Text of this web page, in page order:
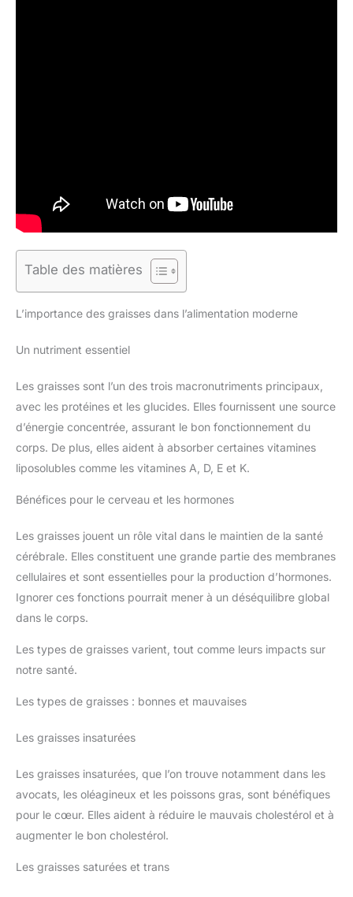
Table des matières
L’importance des graisses dans l’alimentation moderne
Un nutriment essentiel
Les graisses sont l’un des trois macronutriments principaux,
avec les protéines et les glucides. Elles fournissent une source
d’énergie concentrée, assurant le bon fonctionnement du
corps. De plus, elles aident à absorber certaines vitamines
liposolubles comme les vitamines A, D, E et K.
Bénéfices pour le cerveau et les hormones
Les graisses jouent un rôle vital dans le maintien de la santé
cérébrale. Elles constituent une grande partie des membranes
cellulaires et sont essentielles pour la production d’hormones.
Ignorer ces fonctions pourrait mener à un déséquilibre global
dans le corps.
Les types de graisses varient, tout comme leurs impacts sur
notre santé.
Les types de graisses : bonnes et mauvaises
Les graisses insaturées
Les graisses insaturées, que l’on trouve notamment dans les
avocats, les oléagineux et les poissons gras, sont bénéfiques
pour le cœur. Elles aident à réduire le mauvais cholestérol et à
augmenter le bon cholestérol.
Les graisses saturées et trans